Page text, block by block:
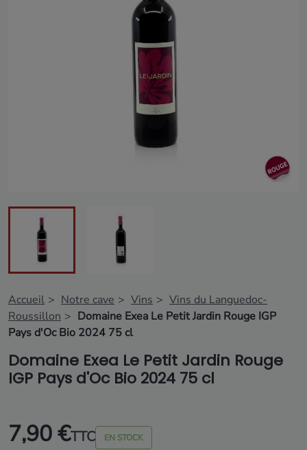
Accueil Notre cave Vins
Vins du Languedoc-
Roussillon
Domaine Exea Le Petit Jardin Rouge IGP
Pays d'Oc Bio 2024 75 cl
Domaine Exea Le Petit Jardin Rouge
IGP Pays d'Oc Bio 2024 75 cl
7,90 €TTC EN STOCK